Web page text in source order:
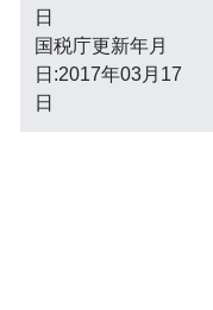
日
国税庁更新年月
日:2017年03月17
日